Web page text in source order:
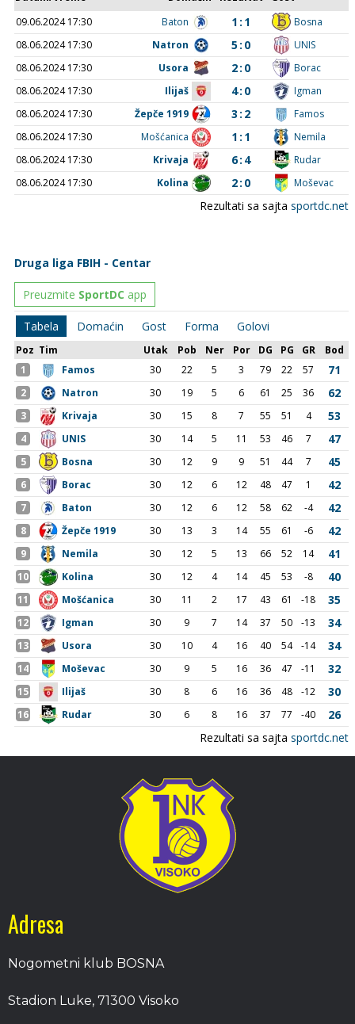
Adresa
Nogometni klub BOSNA
Stadion Luke, 71300 Visoko